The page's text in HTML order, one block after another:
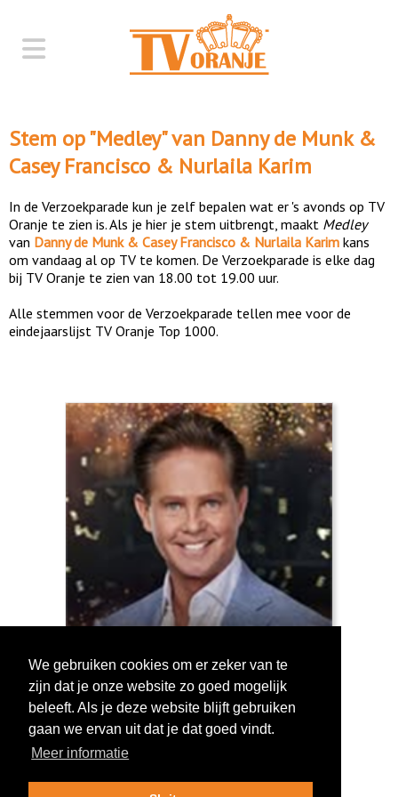
Stem op "Medley" van Danny de Munk &
Casey Francisco & Nurlaila Karim
In de Verzoekparade kun je zelf bepalen wat er 's avonds op TV
Oranje te zien is. Als je hier je stem uitbrengt, maakt Medley
van Danny de Munk & Casey Francisco & Nurlaila Karim kans
om vandaag al op TV te komen. De Verzoekparade is elke dag
bij TV Oranje te zien van 18.00 tot 19.00 uur.
Alle stemmen voor de Verzoekparade tellen mee voor de
eindejaarslijst TV Oranje Top 1000.
Log in om te stemmen!
We gebruiken cookies om er zeker van te
zijn dat je onze website zo goed mogelijk
beleeft. Als je deze website blijft gebruiken
gaan we ervan uit dat je dat goed vindt.
Meer informatie